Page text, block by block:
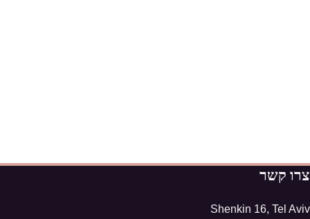
צרו קשר
Shenkin 16, Tel Aviv